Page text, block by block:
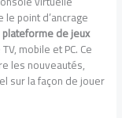
point d’ancrage
plateforme de jeux
mobile et PC. Ce
les nouveautés,
sur la façon de jouer